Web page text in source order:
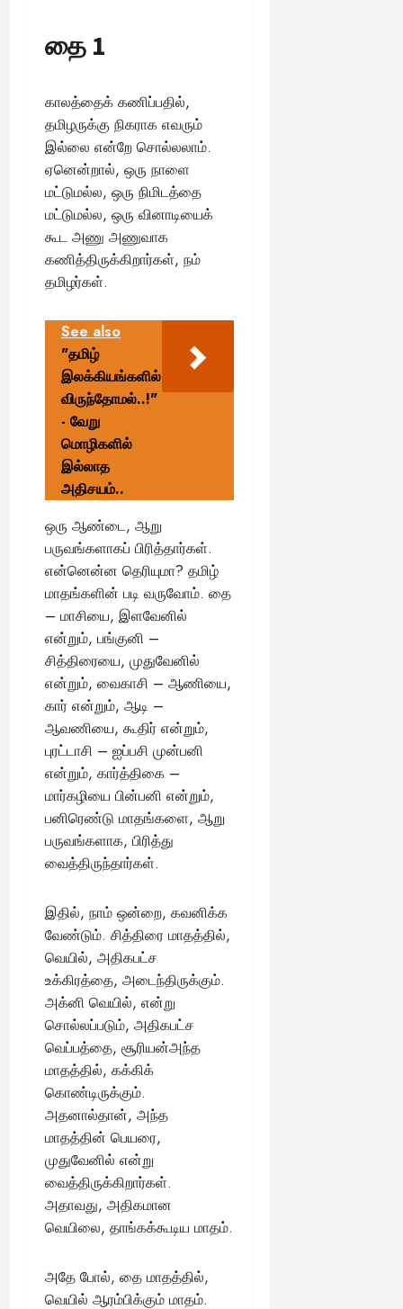
தை 1
காலத்தைக் கணிப்பதில்,
தமிழருக்கு நிகராக எவரும்
இல்லை என்றே சொல்லலாம்.
ஏனென்றால், ஒரு நாளை
மட்டுமல்ல, ஒரு நிமிடத்தை
மட்டுமல்ல, ஒரு வினாடியைக்
கூட அணு அணுவாக
கணித்திருக்கிறார்கள், நம்
தமிழர்கள்.
See also
"தமிழ்
இலக்கியங்களில்
விருந்தோமல்..!"
- வேறு
மொழிகளில்
இல்லாத
அதிசயம்..
ஒரு ஆண்டை, ஆறு
பருவங்களாகப் பிரித்தார்கள்.
என்னென்ன தெரியுமா? தமிழ்
மாதங்களின் படி வருவோம். தை
– மாசியை, இளவேனில்
என்றும், பங்குனி –
சித்திரையை, முதுவேனில்
என்றும், வைகாசி – ஆணியை,
கார் என்றும், ஆடி –
ஆவணியை, கூதிர் என்றும்,
புரட்டாசி – ஐப்பசி முன்பனி
என்றும், கார்த்திகை –
மார்கழியை பின்பனி என்றும்,
பனிரெண்டு மாதங்களை, ஆறு
பருவங்களாக, பிரித்து
வைத்திருந்தார்கள்.
இதில், நாம் ஒன்றை, கவனிக்க
வேண்டும். சித்திரை மாதத்தில்,
வெயில், அதிகபட்ச
உக்கிரத்தை, அடைந்திருக்கும்.
அக்னி வெயில், என்று
சொல்லப்படும், அதிகபட்ச
வெப்பத்தை, சூரியன்அந்த
மாதத்தில், கக்கிக்
கொண்டிருக்கும்.
அதனால்தான், அந்த
மாதத்தின் பெயரை,
முதுவேனில் என்று
வைத்திருக்கிறார்கள்.
அதாவது, அதிகமான
வெயிலை, தாங்கக்கூடிய மாதம்.
அதே போல், தை மாதத்தில்,
வெயில் ஆரம்பிக்கும் மாதம்.